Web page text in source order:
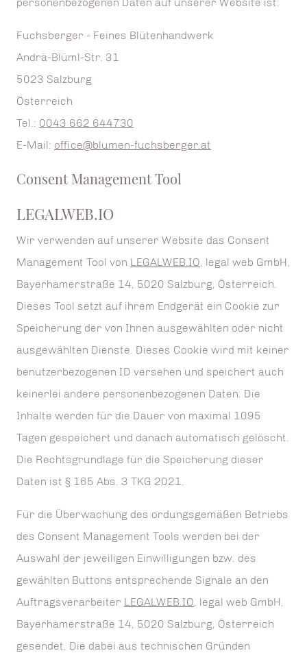
Fuchsberger - Feines Blütenhandwerk
Andrä-Blüml-Str. 31
5023 Salzburg
Österreich
Tel.: 0043 662 644730
E-Mail: office@blumen-fuchsberger.at
Consent Management Tool
LEGALWEB.IO
Wir verwenden auf unserer Website das Consent
Management Tool von LEGALWEB.IO, legal web GmbH,
Bayerhamerstraße 14, 5020 Salzburg, Österreich.
Dieses Tool setzt auf ihrem Endgerät ein Cookie zur
Speicherung der von Ihnen ausgewählten oder nicht
ausgewählten Dienste. Dieses Cookie wird mit keiner
benutzerbezogenen ID versehen und speichert auch
keinerlei andere personenbezogenen Daten. Die
Inhalte werden für die Dauer von maximal 1095
Tagen gespeichert und danach automatisch gelöscht.
Die Rechtsgrundlage für die Speicherung dieser
Daten ist § 165 Abs. 3 TKG 2021.
Für die Überwachung des ordungsgemäßen Betriebs
des Consent Management Tools werden bei der
Auswahl der jeweiligen Einwilligungen bzw. des
gewählten Buttons entsprechende Signale an den
Auftragsverarbeiter LEGALWEB.IO, legal web GmbH,
Bayerhamerstraße 14, 5020 Salzburg, Österreich
gesendet. Die dabei aus technischen Gründen